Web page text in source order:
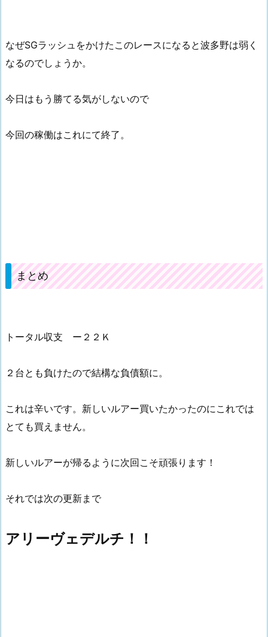
なぜSGラッシュをかけたこのレースになると波多野は弱く
なるのでしょうか。
今日はもう勝てる気がしないので
今回の稼働はこれにて終了。
まとめ
トータル収支 ー２２Ｋ
２台とも負けたので結構な負債額に。
これは辛いです。新しいルアー買いたかったのにこれでは
とても買えません。
新しいルアーが帰るように次回こそ頑張ります！
それでは次の更新まで
アリーヴェデルチ！！